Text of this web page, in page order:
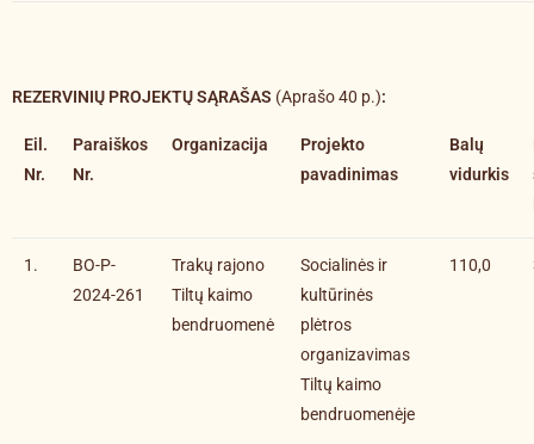
REZERVINIŲ PROJEKTŲ SĄRAŠAS (Aprašo 40 p.):
Eil.
Nr.
Paraiškos
Nr.
Organizacija
Projekto
pavadinimas
Balų
vidurkis
1.
BO-P-
2024-261
Trakų rajono
Tiltų kaimo
bendruomenė
Socialinės ir
kultūrinės
plėtros
organizavimas
Tiltų kaimo
bendruomenėje
110,0